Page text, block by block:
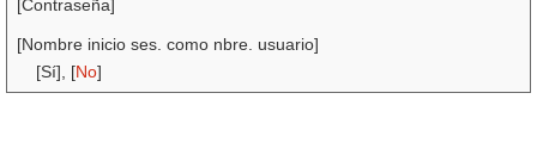
[Contraseña]
[Nombre inicio ses. como nbre. usuario]
[Sí], [No]